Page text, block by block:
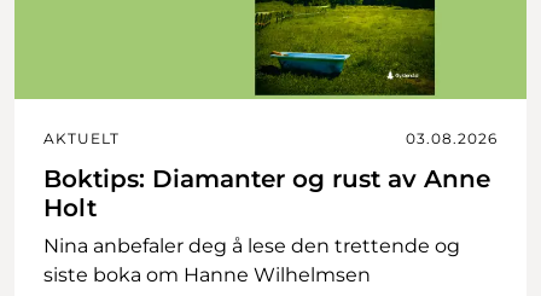
AKTUELT 03.08.2026
Boktips: Diamanter og rust av Anne
Holt
Nina anbefaler deg å lese den trettende og
siste boka om Hanne Wilhelmsen